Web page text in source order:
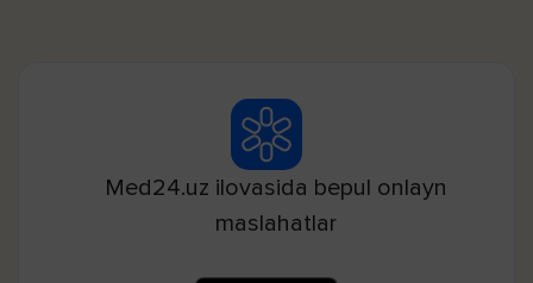
Med24.uz ilovasida bepul onlayn
maslahatlar